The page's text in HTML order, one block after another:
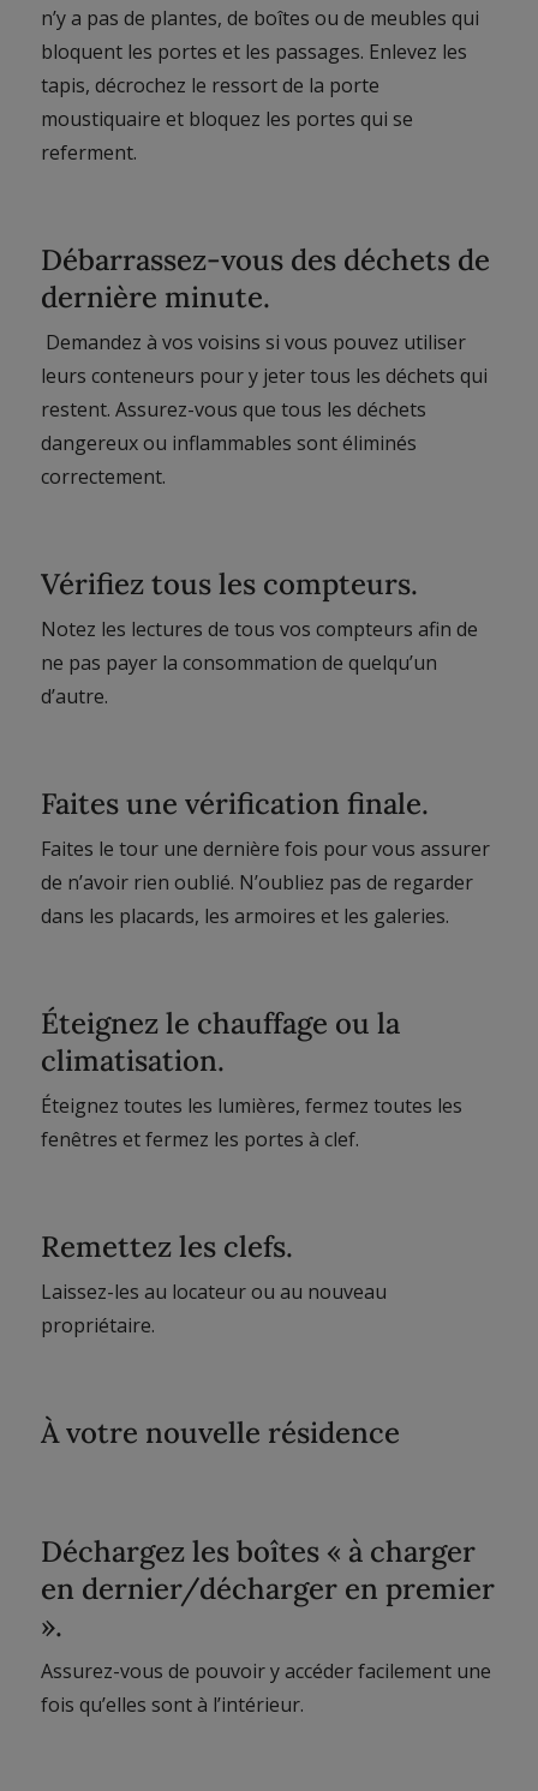
n’y a pas de plantes, de boîtes ou de meubles qui
bloquent les portes et les passages. Enlevez les
tapis, décrochez le ressort de la porte
moustiquaire et bloquez les portes qui se
referment.
Débarrassez-vous des déchets de
dernière minute.
Demandez à vos voisins si vous pouvez utiliser
leurs conteneurs pour y jeter tous les déchets qui
restent. Assurez-vous que tous les déchets
dangereux ou inflammables sont éliminés
correctement.
Vérifiez tous les compteurs.
Notez les lectures de tous vos compteurs afin de
ne pas payer la consommation de quelqu’un
d’autre.
Faites une vérification finale.
Faites le tour une dernière fois pour vous assurer
de n’avoir rien oublié. N’oubliez pas de regarder
dans les placards, les armoires et les galeries.
Éteignez le chauffage ou la
climatisation.
Éteignez toutes les lumières, fermez toutes les
fenêtres et fermez les portes à clef.
Remettez les clefs.
Laissez-les au locateur ou au nouveau
propriétaire.
À votre nouvelle résidence
Déchargez les boîtes « à charger
en dernier/décharger en premier
».
Assurez-vous de pouvoir y accéder facilement une
fois qu’elles sont à l’intérieur.